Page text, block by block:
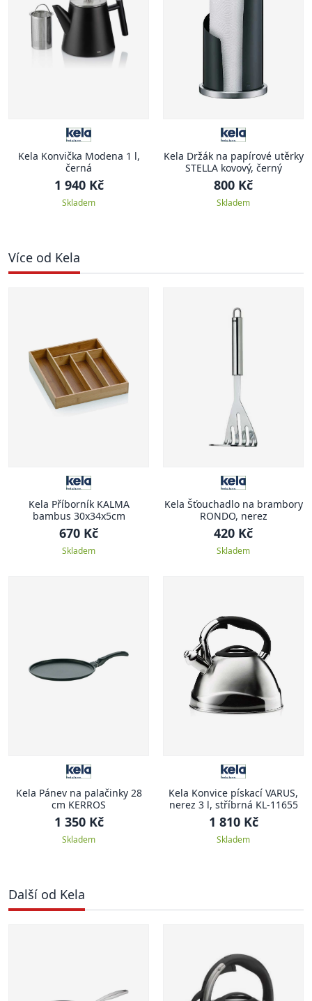
Kela Konvička Modena 1 l,
černá
1 940 Kč
Skladem
Kela Držák na papírové utěrky
STELLA kovový, černý
800 Kč
Skladem
Více od Kela
Kela Příborník KALMA
bambus 30x34x5cm
670 Kč
Skladem
Kela Šťouchadlo na brambory
RONDO, nerez
420 Kč
Skladem
Kela Pánev na palačinky 28
cm KERROS
1 350 Kč
Skladem
Kela Konvice pískací VARUS,
nerez 3 l, stříbrná KL-11655
1 810 Kč
Skladem
Další od Kela